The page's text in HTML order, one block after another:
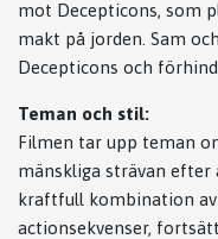
mot Decepticons, som
makt på jorden. Sam
Decepticons och
Teman och stil:
Filmen tar upp teman
mänskliga strävan efter
kraftfull kombination
actionsekvenser,